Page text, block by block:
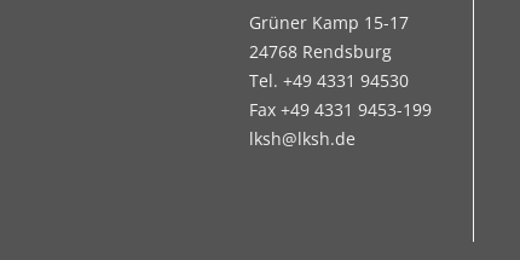
Grüner Kamp 15-17
24768 Rendsburg
Tel. +49 4331 94530
Fax +49 4331 9453-199
lksh@lksh.de